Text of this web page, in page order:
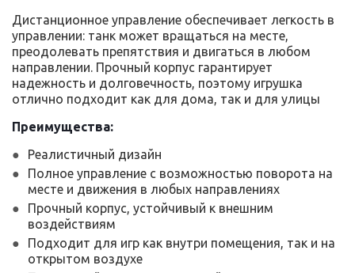
Дистанционное управление обеспечивает легкость в
управлении: танк может вращаться на месте,
преодолевать препятствия и двигаться в любом
направлении. Прочный корпус гарантирует
надежность и долговечность, поэтому игрушка
отлично подходит как для дома, так и для улицы
Преимущества:
Реалистичный дизайн
Полное управление с возможностью поворота на
месте и движения в любых направлениях
Прочный корпус, устойчивый к внешним
воздействиям
Подходит для игр как внутри помещения, так и на
открытом воздухе